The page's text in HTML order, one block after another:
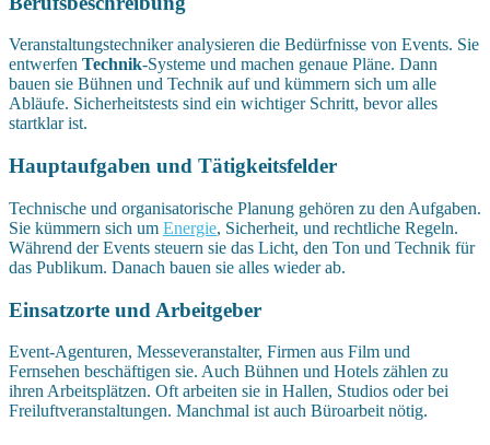
Veranstaltungstechniker analysieren die Bedürfnisse von Events. Sie
entwerfen Technik-Systeme und machen genaue Pläne. Dann
bauen sie Bühnen und Technik auf und kümmern sich um alle
Abläufe. Sicherheitstests sind ein wichtiger Schritt, bevor alles
startklar ist.
Hauptaufgaben und Tätigkeitsfelder
Technische und organisatorische Planung gehören zu den Aufgaben.
Sie kümmern sich um Energie, Sicherheit, und rechtliche Regeln.
Während der Events steuern sie das Licht, den Ton und Technik für
das Publikum. Danach bauen sie alles wieder ab.
Einsatzorte und Arbeitgeber
Event-Agenturen, Messeveranstalter, Firmen aus Film und
Fernsehen beschäftigen sie. Auch Bühnen und Hotels zählen zu
ihren Arbeitsplätzen. Oft arbeiten sie in Hallen, Studios oder bei
Freiluftveranstaltungen. Manchmal ist auch Büroarbeit nötig.